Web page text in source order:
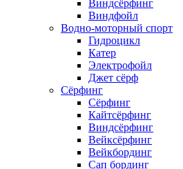
Виндсёрфинг
Виндфойл
Водно-моторный спорт
Гидроцикл
Катер
Электрофойл
Джет сёрф
Сёрфинг
Сёрфинг
Кайтсёрфинг
Виндсёрфинг
Вейксёрфинг
Вейкбординг
Сап бординг